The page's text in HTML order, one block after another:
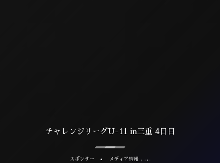
チャレンジリーグU-11 in三重 4日目
スポンサー メディア情報, …